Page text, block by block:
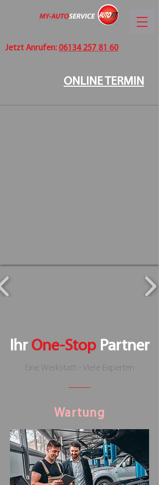
ONLINE TERMIN
Jetzt Anrufen: 06134 257 81 60
Ihr One-StopPartner
Eine Werkstatt - Viele Experten
Wartung